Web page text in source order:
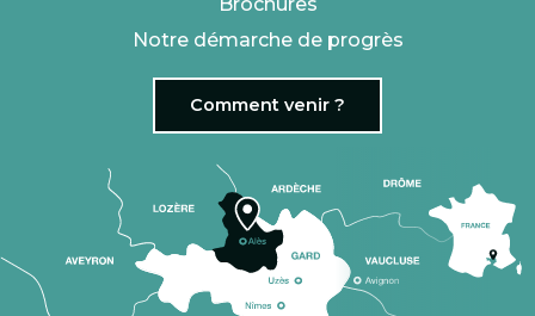
Notre démarche de progrès
Comment venir ?